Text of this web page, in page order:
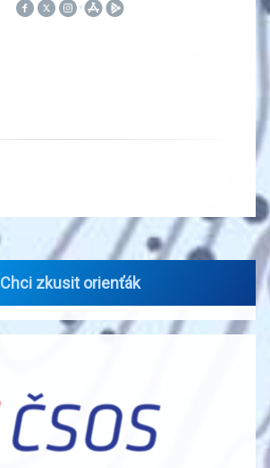
Chci zkusit orienťák